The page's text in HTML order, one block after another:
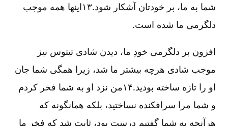
شما به ما، بر خودتان آشکار شود.۱۳اینها همه موجب
دلگرمی ما شده است.
افزون بر دلگرمی خودِ ما، دیدن شادی تیتوس نیز
موجب شادی هرچه بیشتر ما شد، زیرا همگی شما جان
او را تازه ساخته بودید.۱۴من نزد او به شما فخر کردم
و شما مرا سرافکنده نساختید، بلکه همانگونه که
هرآنچه به شما گفتیم درست بود، ثابت شد که فخر ما